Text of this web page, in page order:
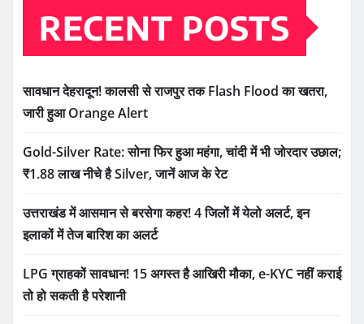
RECENT POSTS
सावधान देहरादून! कालसी से राजपुर तक Flash Flood का खतरा,
जारी हुआ Orange Alert
Gold-Silver Rate: सोना फिर हुआ महंगा, चांदी में भी जोरदार उछाल;
₹1.88 लाख नीचे है Silver, जानें आज के रेट
उत्तराखंड में आसमान से बरसेगा कहर! 4 जिलों में येलो अलर्ट, इन
इलाकों में तेज बारिश का अलर्ट
LPG ग्राहकों सावधान! 15 अगस्त है आखिरी मौका, e-KYC नहीं कराई
तो हो सकती है परेशानी